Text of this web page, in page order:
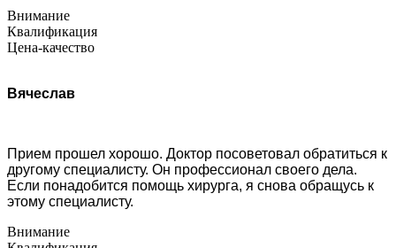
Внимание
Квалификация
Цена-качество
Вячеслав
Прием прошел хорошо. Доктор посоветовал обратиться к
другому специалисту. Он профессионал своего дела.
Если понадобится помощь хирурга, я снова обращусь к
этому специалисту.
Внимание